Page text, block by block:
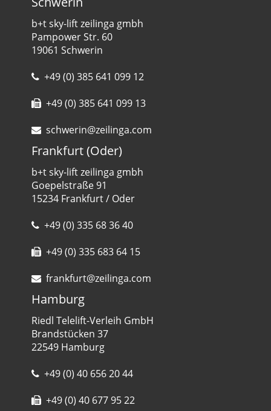
b+t sky-lift zeilinga gmbh
Pampower Str. 60
19061 Schwerin
+49 (0) 385 641 099 12
+49 (0) 385 641 099 13
schwerin@zeilinga.com
Frankfurt (Oder)
b+t sky-lift zeilinga gmbh
Goepelstraße 91
15234 Frankfurt / Oder
+49 (0) 335 68 36 40
+49 (0) 335 683 64 15
frankfurt@zeilinga.com
Hamburg
Riedl Telelift-Verleih GmbH
Brandstücken 37
22549 Hamburg
+49 (0) 40 656 20 44
+49 (0) 40 677 95 22